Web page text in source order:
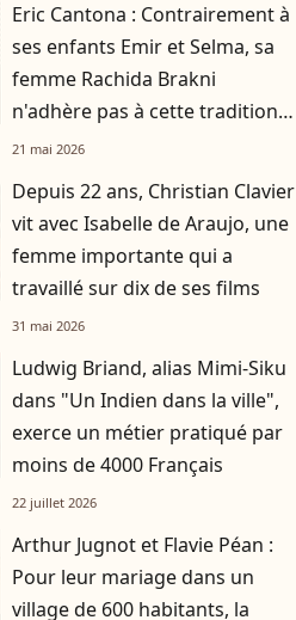
Eric Cantona : Contrairement à
ses enfants Emir et Selma, sa
femme Rachida Brakni
n'adhère pas à cette tradition
familiale, "je tente de lui faire
21 mai 2026
Depuis 22 ans, Christian Clavier
vit avec Isabelle de Araujo, une
femme importante qui a
travaillé sur dix de ses films
31 mai 2026
Ludwig Briand, alias Mimi-Siku
dans "Un Indien dans la ville",
exerce un métier pratiqué par
moins de 4000 Français
22 juillet 2026
Arthur Jugnot et Flavie Péan :
Pour leur mariage dans un
village de 600 habitants, la